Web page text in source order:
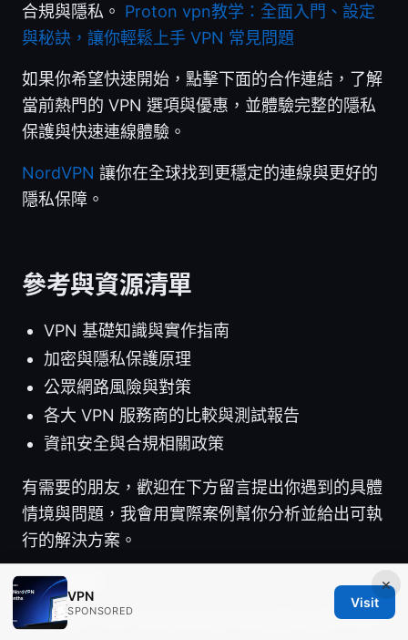
合規與隱私。 Proton vpn教学：全面入門、設定
與秘訣，讓你輕鬆上手 VPN 常見問題
如果你希望快速開始，點擊下面的合作連結，了解
當前熱門的 VPN 選項與優惠，並體驗完整的隱私
保護與快速連線體驗。
NordVPN 讓你在全球找到更穩定的連線與更好的
隱私保障。
參考與資源清單
VPN 基礎知識與實作指南
加密與隱私保護原理
公眾網路風險與對策
各大 VPN 服務商的比較與測試報告
資訊安全與合規相關政策
有需要的朋友，歡迎在下方留言提出你遇到的具體
情境與問題，我會用實際案例幫你分析並給出可執
行的解決方案。
Sources:
Nordvpn voor windows de complete gids voor
×
VPN
SPONSORED
Visit